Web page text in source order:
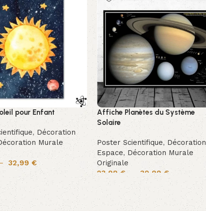
pour Enfant
, Décoration
Murale
32,99€
Affiche Planètes du Système
Solaire
Poster Scientifique,Décoration
Espace, Décoration Murale
Originale
23,99€ – 30,99 €